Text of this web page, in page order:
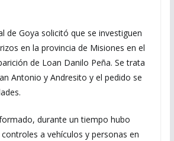
de Goya solicitó que se investiguen
en la provincia de Misiones en el
de Loan Danilo Peña. Se trata
Antonio y Andresito y el pedido se
durante un tiempo hubo
a vehículos y personas en